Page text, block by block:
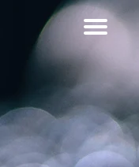
Toggle